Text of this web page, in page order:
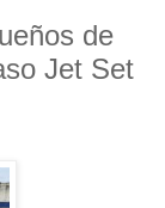
de
Jet Set